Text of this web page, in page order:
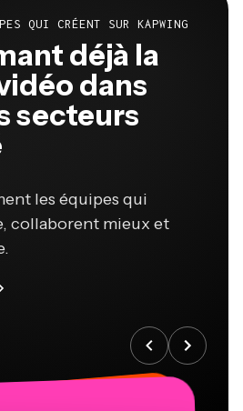
QUI CRÉENT SUR KAPWING
déjà la
dans
secteurs
les équipes qui
collaborent mieux et